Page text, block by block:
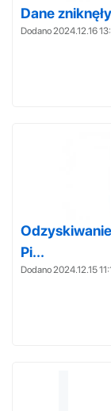
Dane
Dodano 2024.12.16
Pi...
Dodano 2024.12.15